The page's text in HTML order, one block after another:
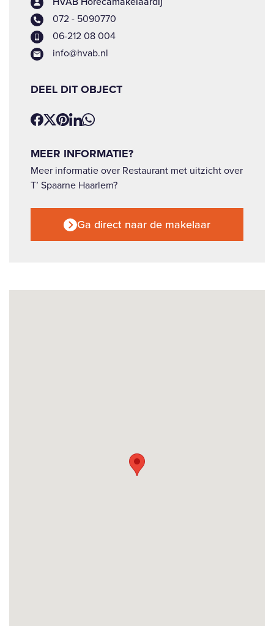
072 - 5090770
06-212 08 004
info@hvab.nl
DEEL DIT OBJECT
MEER INFORMATIE?
Meer informatie over Restaurant met uitzicht over
T’ Spaarne Haarlem?
Ga direct naar de makelaar